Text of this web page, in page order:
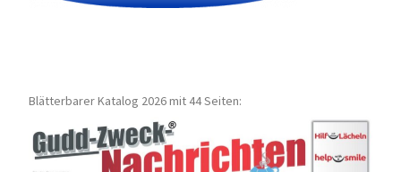
Blätterbarer Katalog 2026 mit 44 Seiten: